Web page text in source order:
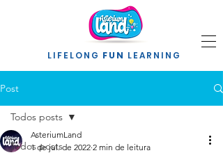
LIFELONG FUN LEARNING
Post
Todos posts
Todos posts
AsteriumLand
1 de jul. de 2022 2 min de leitura